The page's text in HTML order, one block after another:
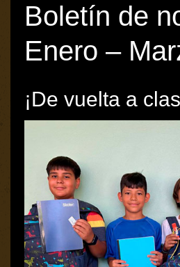
Boletín de
Enero –
¡De vuelta a